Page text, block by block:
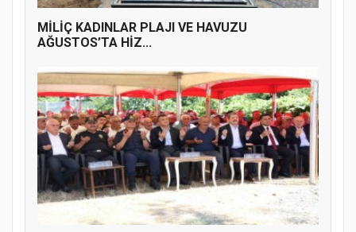
MİLİÇ KADINLAR PLAJI VE HAVUZU
AĞUSTOS’TA HİZ...